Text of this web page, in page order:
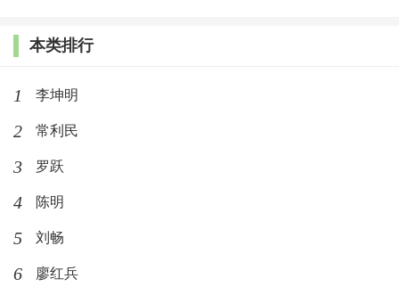
本类排行
1 李坤明
2 常利民
3 罗跃
4 陈明
5 刘畅
6 廖红兵